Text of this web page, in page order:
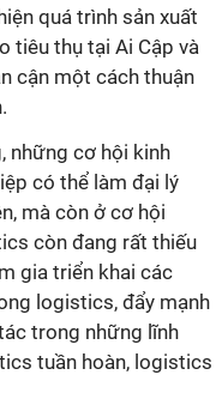
quá trình sản xuất
tiêu thụ tại Ai Cập và
cận một cách thuận
những cơ hội kinh
có thể làm đại lý
mà còn ở cơ hội
còn đang rất thiếu
gia triển khai các
logistics, đẩy mạnh
trong những lĩnh
tuần hoàn, logistics